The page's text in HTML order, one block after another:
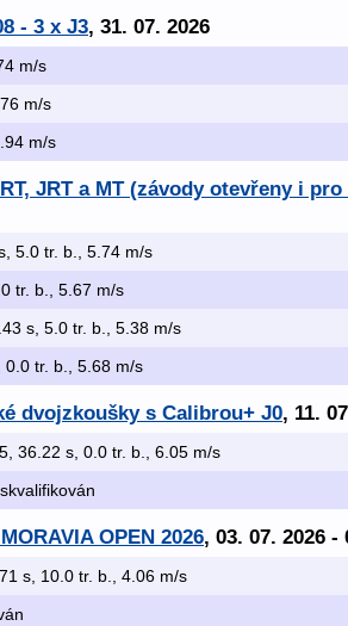
- 3 x J3, 31. 07. 2026
m/s
m/s
m/s
JRT a MT (závody otevřeny i
5.0 tr. b., 5.74 m/s
tr. b., 5.67 m/s
s, 5.0 tr. b., 5.38 m/s
0.0 tr. b., 5.68 m/s
dvojzkoušky s Calibrou+ J0, 11.
36.22 s, 0.0 tr. b., 6.05 m/s
OPEN 2026, 03. 07. 2026 -
s, 10.0 tr. b., 4.06 m/s